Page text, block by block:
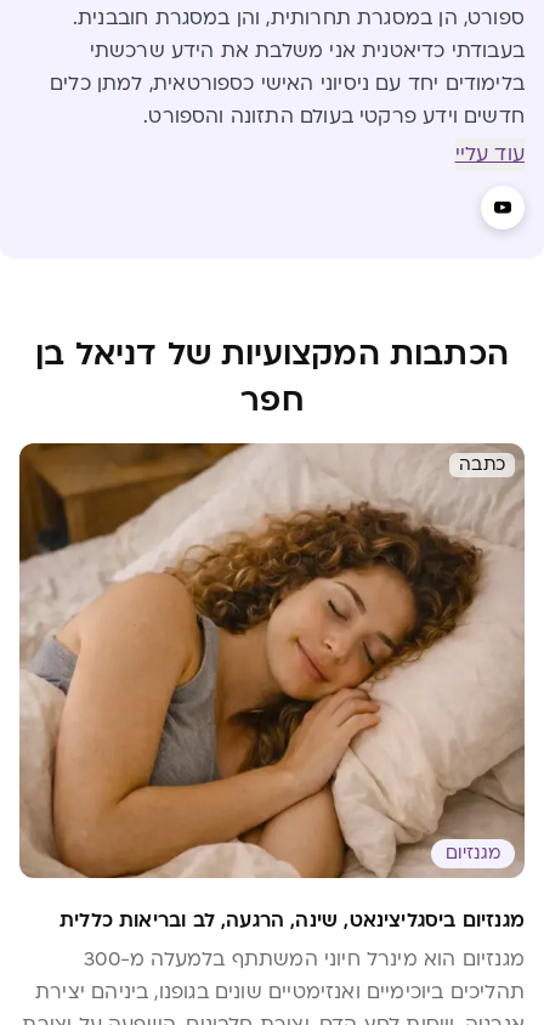
ספורט, הן במסגרת תחרותית, והן במסגרת חובבנית.
בעבודתי כדיאטנית אני משלבת את הידע שרכשתי
בלימודים יחד עם ניסיוני האישי כספורטאית, למתן כלים
חדשים וידע פרקטי בעולם התזונה והספורט.
עוד עליי
הכתבות המקצועיות של דניאל בן
חפר
כתבה
מגנזיום
מגנזיום ביסגליצינאט, שינה, הרגעה, לב ובריאות כללית
מגנזיום הוא מינרל חיוני המשתתף בלמעלה מ-300
תהליכים ביוכימיים ואנזימטיים שונים בגופנו, ביניהם יצירת